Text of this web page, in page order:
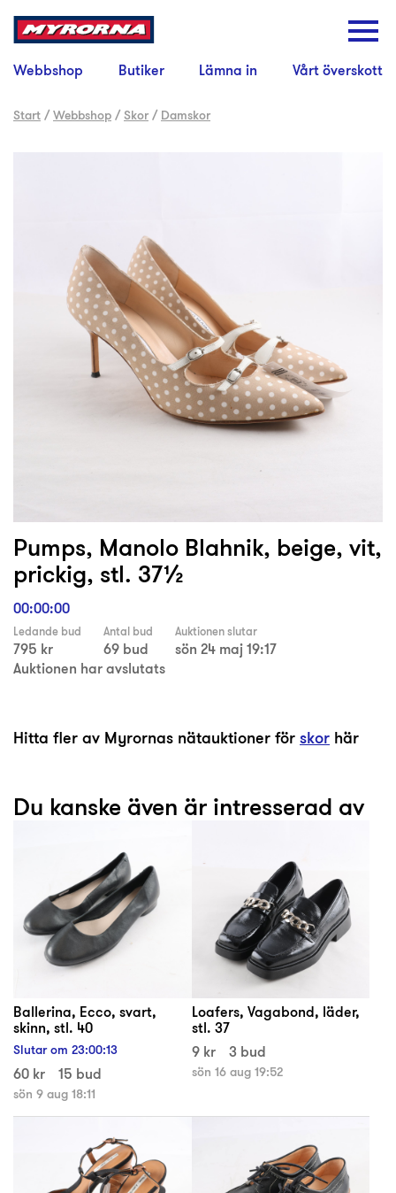
Webbshop Butiker Lämna in Vårt överskott
Start /Webbshop /Skor / Damskor
Pumps, Manolo Blahnik, beige, vit,
prickig, stl. 37½
00:00:00
Ledande bud
795 kr
Antal bud
69 bud
Auktionen slutar
sön 24 maj 19:17
Auktionen har avslutats
Hitta fler av Myrornas nätauktioner förskor här
Du kanske även är intresserad av
Ballerina, Ecco, svart,
skinn, stl. 40
Slutar om 23:00:13
60 kr 15 bud
sön 9 aug 18:11
Loafers, Vagabond, läder,
stl. 37
9 kr
3 bud
sön 16 aug 19:52